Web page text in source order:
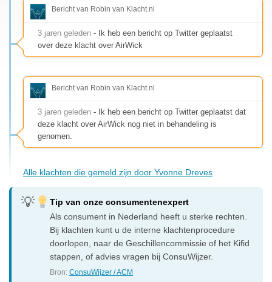
Bericht van Robin van Klacht.nl
3 jaren geleden - Ik heb een bericht op Twitter geplaatst
over deze klacht over AirWick
Bericht van Robin van Klacht.nl
3 jaren geleden - Ik heb een bericht op Twitter geplaatst dat
deze klacht over AirWick nog niet in behandeling is
genomen.
Alle klachten die gemeld zijn door Yvonne Dreves
Tip van onze consumentenexpert
Als consument in Nederland heeft u sterke rechten.
Bij klachten kunt u de interne klachtenprocedure
doorlopen, naar de Geschillencommissie of het Kifid
stappen, of advies vragen bij ConsuWijzer.
Bron:ConsuWijzer / ACM